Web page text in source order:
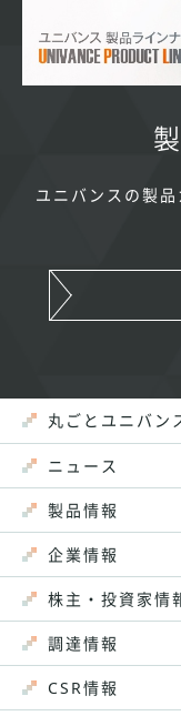
ユニバンスの製
丸ごとユニバン
ニュース
製品情報
企業情報
株主・投資家情
調達情報
CSR情報